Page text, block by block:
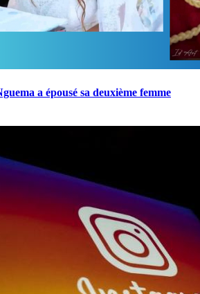
a épousé sa deuxième femme